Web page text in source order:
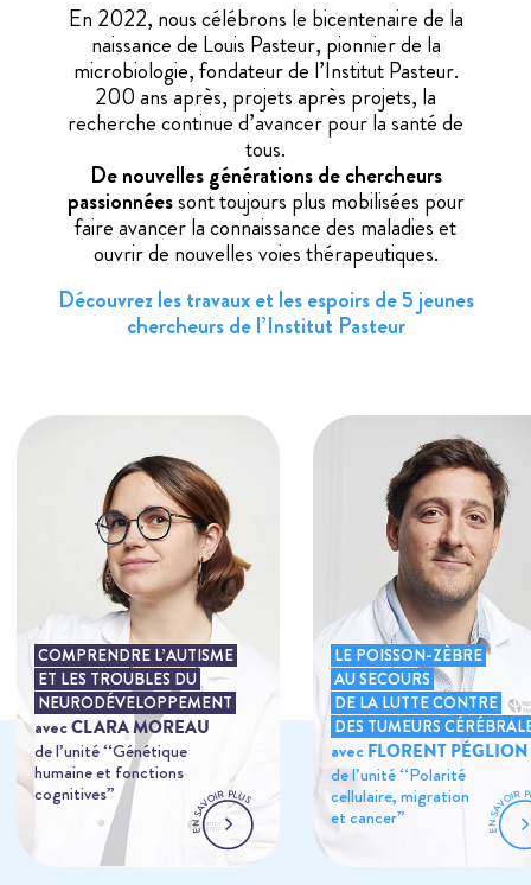
En 2022, nous célébrons le bicentenaire de la
naissance de Louis Pasteur, pionnier de la
microbiologie, fondateur de l’Institut Pasteur.
200 ans après, projets après projets, la
recherche continue d’avancer pour la santé de
tous.
De nouvelles générations de chercheurs
passionnéessont toujours plus mobilisées pour
faire avancer la connaissance des maladies et
ouvrir de nouvelles voies thérapeutiques.
Découvrez les travaux et les espoirs de 5 jeunes
chercheurs de l’Institut Pasteur
COMPRENDRE L’AUTISME
ET LES TROUBLES DU
NEURODÉVELOPPEMENT
avecCLARA MOREAU
de l’unité ‘‘Génétique
humaine et fonctions
cognitives”
E
N
S
A
VOIR PLU
S
LE POISSON-ZÈBRE
AU SECOURS
DE LA LUTTE CONTRE
DES TUMEURS
avecFLORENT PÉGLION
de l’unité ‘‘Polarité
cellulaire, migration
et cancer”
E
N
S
A
VOIR P